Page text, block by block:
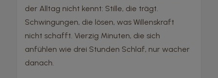
der Alltag nicht kennt: Stille, die trägt.
Schwingungen, die lösen, was Willenskraft
nicht schafft. Vierzig Minuten, die sich
anfühlen wie drei Stunden Schlaf, nur wacher
danach.